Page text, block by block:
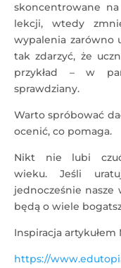
skoncentrowane
lekcji, wtedy
wypalenia zarówno
tak zdarzyć, że
przykład – w
sprawdziany.
Warto spróbować
ocenić, co pomaga.
Nikt nie lubi
wieku. Jeśli
jednocześnie nasze
będą o wiele
Inspiracja
https://